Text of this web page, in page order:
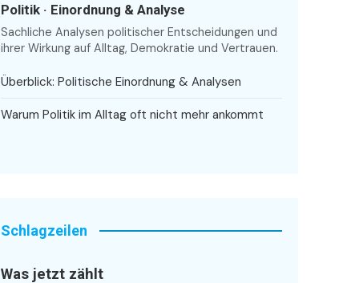
Politik · Einordnung & Analyse
Sachliche Analysen politischer Entscheidungen und
ihrer Wirkung auf Alltag, Demokratie und Vertrauen.
Überblick: Politische Einordnung & Analysen
Warum Politik im Alltag oft nicht mehr ankommt
Schlagzeilen
Was jetzt zählt